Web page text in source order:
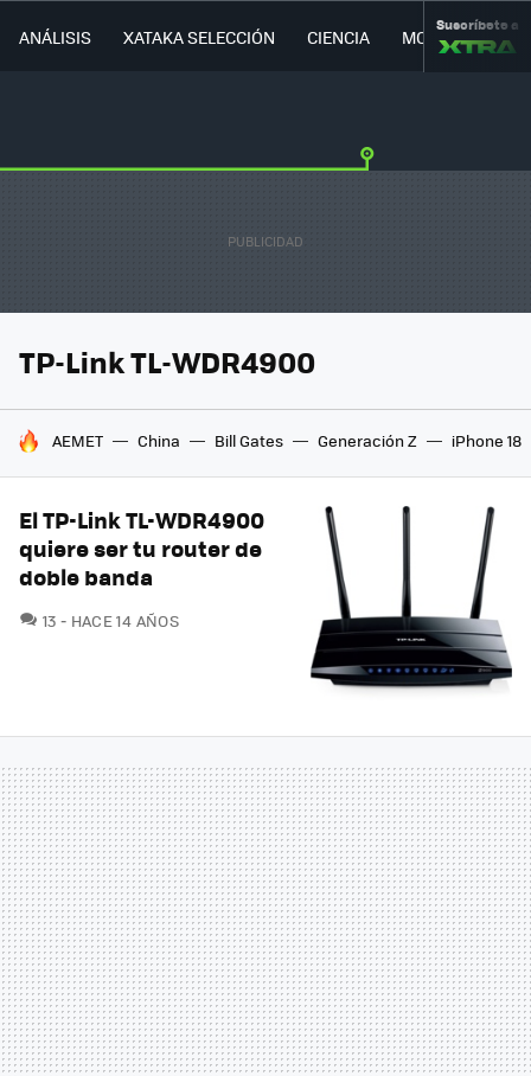
ANÁLISIS XATAKA SELECCIÓN CIENCIA MOVILIDAD
Suscríbete a
TP-Link TL-WDR4900
HOY SE HABLA DE
AEMET China Bill Gates Generación Z iPhone 18
El TP-Link TL-WDR4900
quiere ser tu router de
doble banda
13 COMENTARIOS
HACE 14 AÑOS